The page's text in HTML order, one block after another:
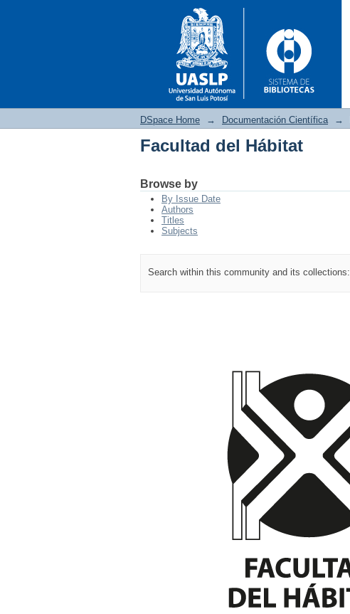
DSpace Home → Documentación Científica →
Facultad del Hábitat
Browse by
By Issue Date
Authors
Titles
Subjects
Search within this community and its collections: